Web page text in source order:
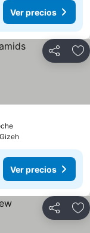
Ver precios
Compartir
Ver precios
precios
Ver precios
Compartir